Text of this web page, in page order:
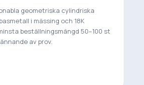
geometriska cylindriska
i mässing och 18K
beställningsmängd 50–100 st
av prov.